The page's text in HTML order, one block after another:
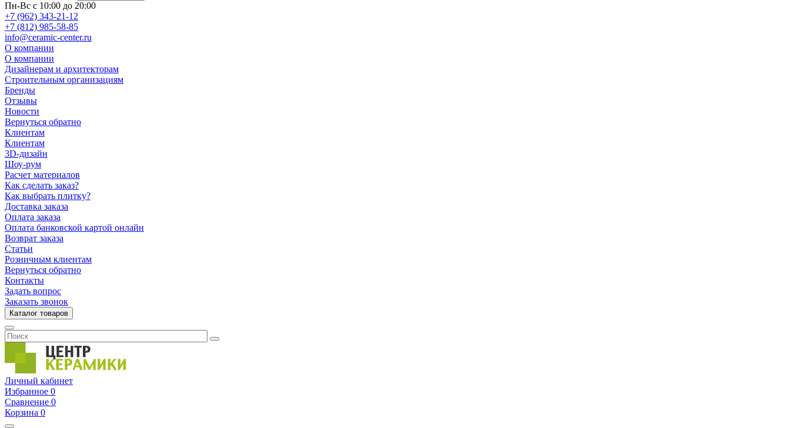
Пн-Вс с 10:00 до 20:00
+7 (962) 343-21-12
+7 (812) 985-58-85
info@ceramic-center.ru
О компании
О компании
Дизайнерам и архитекторам
Строительным организациям
Бренды
Отзывы
Новости
Вернуться обратно
Клиентам
Клиентам
3D-дизайн
Шоу-рум
Расчет материалов
Как сделать заказ?
Как выбрать плитку?
Доставка заказа
Оплата заказа
Оплата банковской картой онлайн
Возврат заказа
Статьи
Розничным клиентам
Вернуться обратно
Контакты
Задать вопрос
Заказать звонок
Каталог товаров
Личный кабинет
Избранное 0
Сравнение 0
Корзина 0